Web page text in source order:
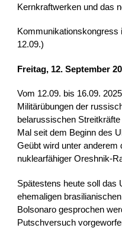
Kernkraftwerken und das
Kommunikationskongress
12.09.)
Freitag, 12. September
Vom 12.09. bis 16.09.
Militärübungen der
belarussischen
Mal seit dem Beginn des
Geübt wird unter anderem
nuklearfähiger Oreshnik-
Spätestens heute soll das
ehemaligen
Bolsonaro gesprochen
Putschversuch